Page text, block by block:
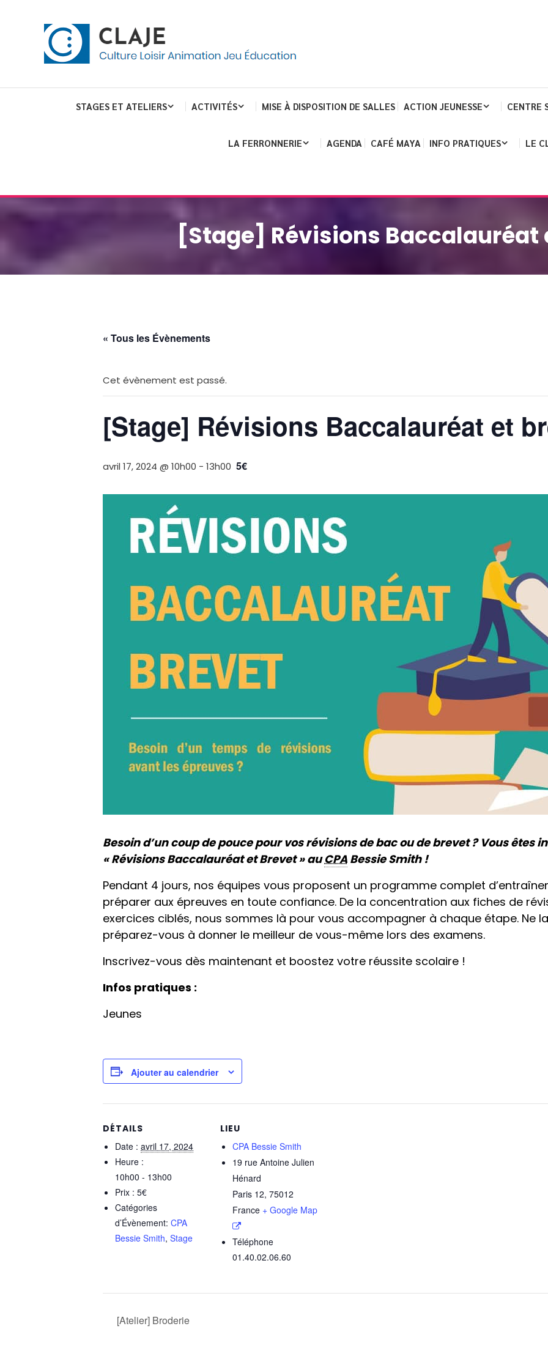
Claje
STAGES ET ATELIERS ACTIVITÉS MISE À DISPOSITION DE SALLES ACTION JEUNESSE CENTRE
LA FERRONNERIE AGENDA CAFÉ MAYA INFO PRATIQUES LE
[Stage] Révisions Baccalauréat
« Tous les Évènements
Cet évènement est passé.
[Stage] Révisions Baccalauréat et
avril 17, 2024 @ 10h00 - 13h00 5€
Besoin d’un coup de pouce pour vos révisions de bac ou de brevet ? Vous êtes
« Révisions Baccalauréat et Brevet » auCPA Bessie Smith !
Pendant 4 jours, nos équipes vous proposent un programme complet
préparer aux épreuves en toute confiance. De la concentration aux fiches de
exercices ciblés, nous sommes là pour vous accompagner à chaque étape. Ne
préparez-vous à donner le meilleur de vous-même lors des examens.
Inscrivez-vous dès maintenant et boostez votre réussite scolaire !
Infos pratiques :
Jeunes
Ajouter au calendrier
DÉTAILS
Date : avril 17, 2024
Heure :
10h00 - 13h00
Prix : 5€
Catégories
d’Évènement: CPA
Bessie Smith, Stage
LIEU
CPA Bessie Smith
19 rue Antoine Julien
Hénard
Paris 12, 75012
France + Google Map
Téléphone
01.40.02.06.60
[Atelier] Broderie